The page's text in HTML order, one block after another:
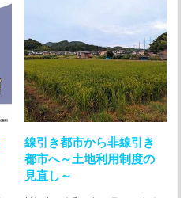
線引き都市から非線引き
都市へ～土地利用制度の
見直し～